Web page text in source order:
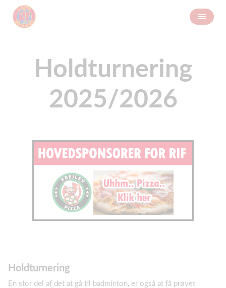
Holdturnering
2025/2026
Holdturnering
En stor del af det at gå til badminton, er også at få prøvet